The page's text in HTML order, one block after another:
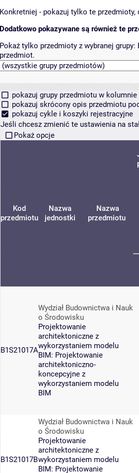
Konkretniej - pokazuj tylko te
Dodatkowo pokazywane są również te
Pokaż tylko przedmioty z wybranej grupy:
przedmiot.
pokazuj grupy przedmiotu w kolumnie
pokazuj skrócony opis przedmiotu
pokazuj cykle i koszyki rejestracyjne
Jeśli chcesz zmienić te ustawienia na
Pokaż opcje
Kod
przedmiotu
Nazwa
jednostki
Nazwa
przedmiotu
B1S21017A
Wydział Budownictwa i Nauk
o Środowisku
Projektowanie
architektoniczne z
wykorzystaniem modelu
BIM: Projektowanie
architektoniczno-
koncepcyjne z
wykorzystaniem modelu
BIM
B1S21017B
Wydział Budownictwa i Nauk
o Środowisku
Projektowanie
architektoniczne z
wykorzystaniem modelu
BIM: Projektowanie